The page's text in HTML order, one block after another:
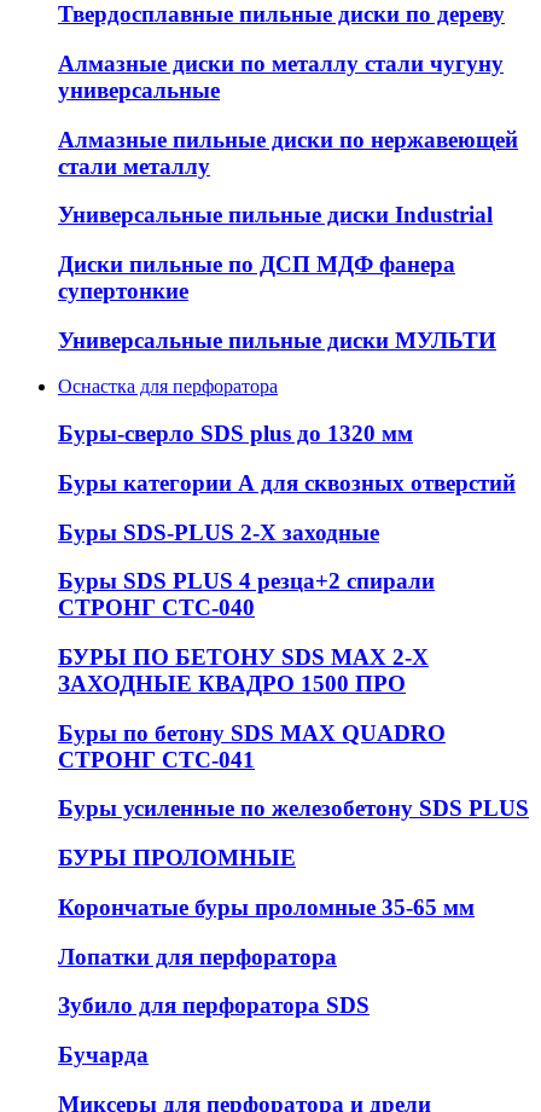
Твердосплавные пильные диски по дереву
Алмазные диски по металлу стали чугуну
универсальные
Алмазные пильные диски по нержавеющей
стали металлу
Универсальные пильные диски Industrial
Диски пильные по ДСП МДФ фанера
супертонкие
Универсальные пильные диски МУЛЬТИ
Оснастка для перфоратора
Буры-сверло SDS plus до 1320 мм
Буры категории А для сквозных отверстий
Буры SDS-PLUS 2-Х заходные
Буры SDS PLUS 4 резца+2 спирали
СТРОНГ СТС-040
БУРЫ ПО БЕТОНУ SDS MAX 2-Х
ЗАХОДНЫЕ КВАДРО 1500 ПРО
Буры по бетону SDS MAX QUADRO
СТРОНГ СТС-041
Буры усиленные по железобетону SDS PLUS
БУРЫ ПРОЛОМНЫЕ
Корончатые буры проломные 35-65 мм
Лопатки для перфоратора
Зубило для перфоратора SDS
Бучарда
Миксеры для перфоратора и дрели